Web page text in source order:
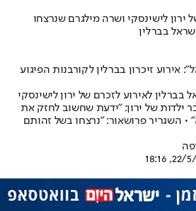
ירון לישינסקי ושרה מילגרם שנרצחו
בברלין
אירוע זיכרון בברלין לקורבנות הפיגוע
בברלין לאירוע לזכרם של ירון לישינסקי
ילדות של ירון: "ידעת שחשוב לחזק את
• השגריר פרושאור: "נרצחו בשל זהותם
22/5/